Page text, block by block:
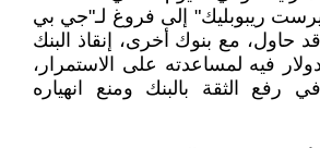
ريبوبليك" إلى فروغ لـ"جي بي
حاول، مع بنوك أخرى، إنقاذ البنك
30 مليار دولار فيه لمساعدته على الاستمرار،
رفع الثقة بالبنك ومنع انهياره